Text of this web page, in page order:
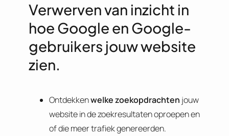
Verwerven van inzicht in
hoe Google en Google-
gebruikers jouw website
zien.
Ontdekkenwelke zoekopdrachten jouw
website in de zoekresultaten oproepen en
of die meer trafiek genereerden.